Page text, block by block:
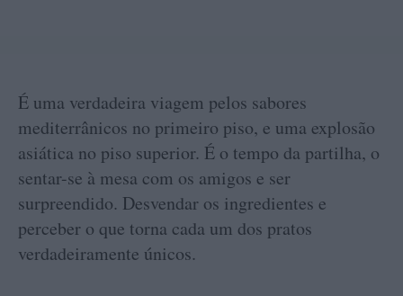
É uma verdadeira viagem pelos sabores
mediterrânicos no primeiro piso, e uma explosão
asiática no piso superior. É o tempo da partilha, o
sentar-se à mesa com os amigos e ser
surpreendido. Desvendar os ingredientes e
perceber o que torna cada um dos pratos
verdadeiramente únicos.